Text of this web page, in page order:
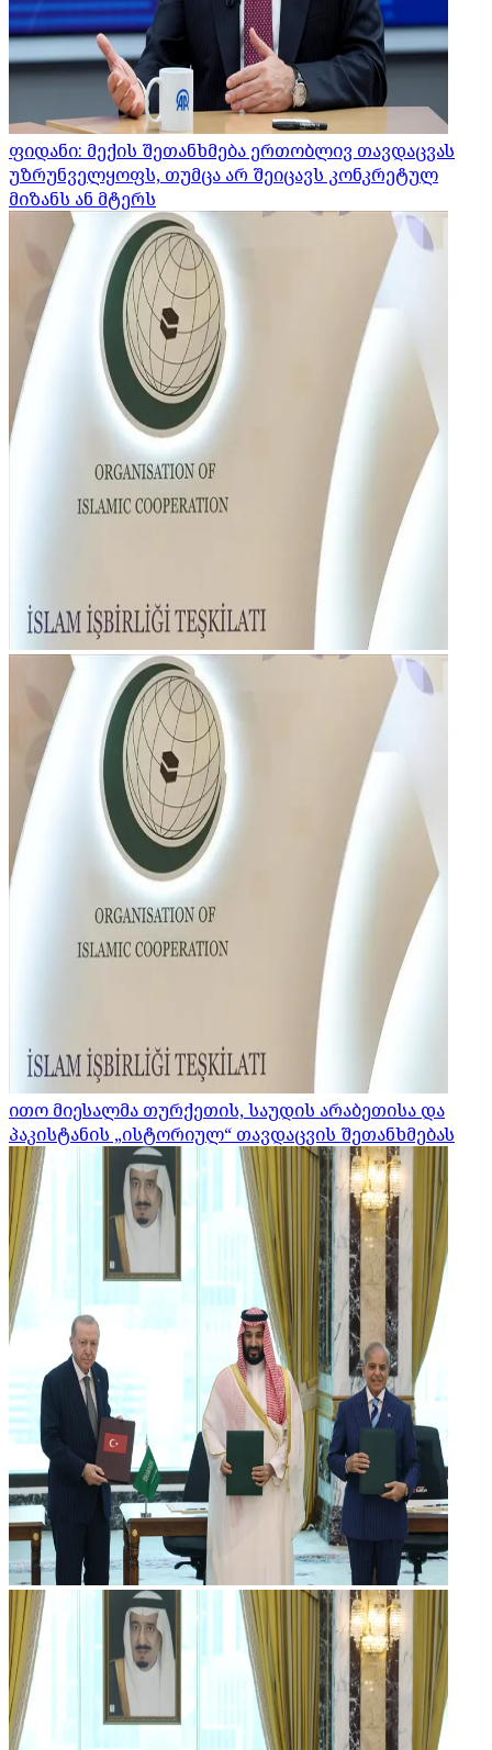
ფიდანი: მექის შეთანხმება ერთობლივ თავდაცვას
უზრუნველყოფს, თუმცა არ შეიცავს კონკრეტულ
მიზანს ან მტერს
ითო მიესალმა თურქეთის, საუდის არაბეთისა და
პაკისტანის „ისტორიულ“ თავდაცვის შეთანხმებას